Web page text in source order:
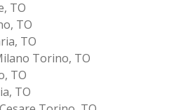
TO
TO
TO
Torino, TO
TO
TO